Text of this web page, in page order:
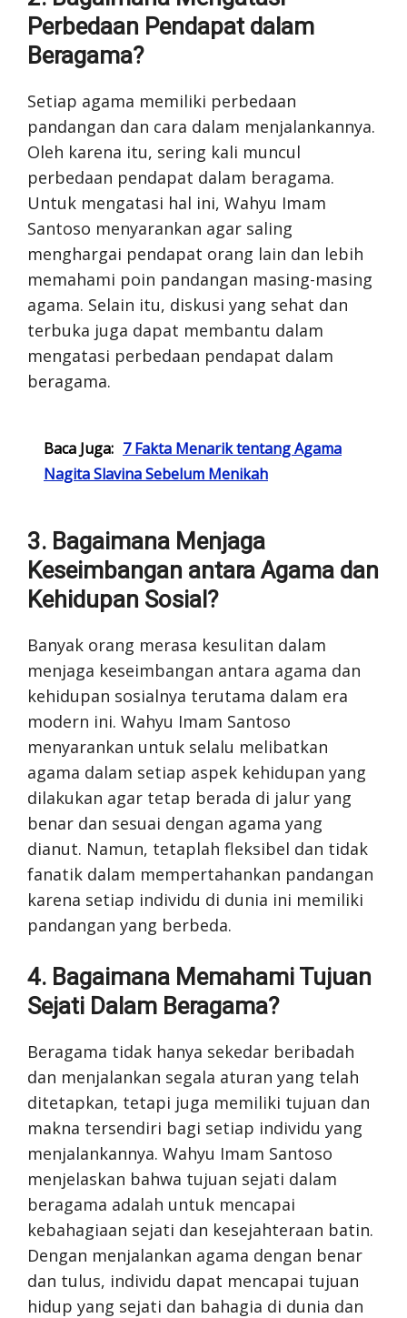
Perbedaan Pendapat dalam
Beragama?
Setiap agama memiliki perbedaan
pandangan dan cara dalam menjalankannya.
Oleh karena itu, sering kali muncul
perbedaan pendapat dalam beragama.
Untuk mengatasi hal ini, Wahyu Imam
Santoso menyarankan agar saling
menghargai pendapat orang lain dan lebih
memahami poin pandangan masing-masing
agama. Selain itu, diskusi yang sehat dan
terbuka juga dapat membantu dalam
mengatasi perbedaan pendapat dalam
beragama.
Baca Juga: 7 Fakta Menarik tentang Agama
Nagita Slavina Sebelum Menikah
3. Bagaimana Menjaga
Keseimbangan antara Agama dan
Kehidupan Sosial?
Banyak orang merasa kesulitan dalam
menjaga keseimbangan antara agama dan
kehidupan sosialnya terutama dalam era
modern ini. Wahyu Imam Santoso
menyarankan untuk selalu melibatkan
agama dalam setiap aspek kehidupan yang
dilakukan agar tetap berada di jalur yang
benar dan sesuai dengan agama yang
dianut. Namun, tetaplah fleksibel dan tidak
fanatik dalam mempertahankan pandangan
karena setiap individu di dunia ini memiliki
pandangan yang berbeda.
4. Bagaimana Memahami Tujuan
Sejati Dalam Beragama?
Beragama tidak hanya sekedar beribadah
dan menjalankan segala aturan yang telah
ditetapkan, tetapi juga memiliki tujuan dan
makna tersendiri bagi setiap individu yang
menjalankannya. Wahyu Imam Santoso
menjelaskan bahwa tujuan sejati dalam
beragama adalah untuk mencapai
kebahagiaan sejati dan kesejahteraan batin.
Dengan menjalankan agama dengan benar
dan tulus, individu dapat mencapai tujuan
hidup yang sejati dan bahagia di dunia dan